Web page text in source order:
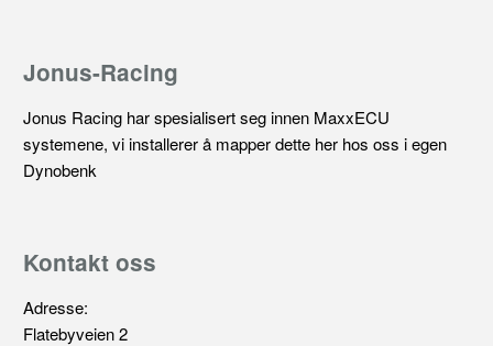
Jonus-Racing
Jonus Racing har spesialisert seg innen MaxxECU
systemene, vi installerer å mapper dette her hos oss i egen
Dynobenk
Kontakt oss
Adresse:
Flatebyveien 2